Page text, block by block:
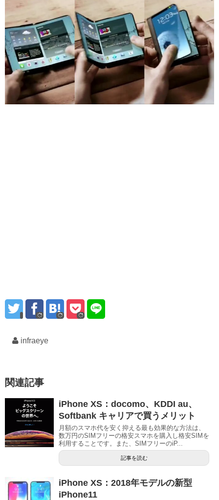
infraeye
関連記事
iPhone XS：docomo、KDDI au、
Softbank キャリアで買うメリット
月額のスマホ代を安く抑える最も効果的な方法は、
数万円のSIMフリーの格安スマホを購入し格安SIMを
利用することです。また、SIMフリーのiP...
記事を読む
iPhone XS：2018年モデルの新型
iPhone11